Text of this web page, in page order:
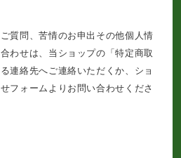
質問、苦情のお申出その他個人情
わせは、当ショップの「特定商取
連絡先へご連絡いただくか、ショ
フォームよりお問い合わせくださ